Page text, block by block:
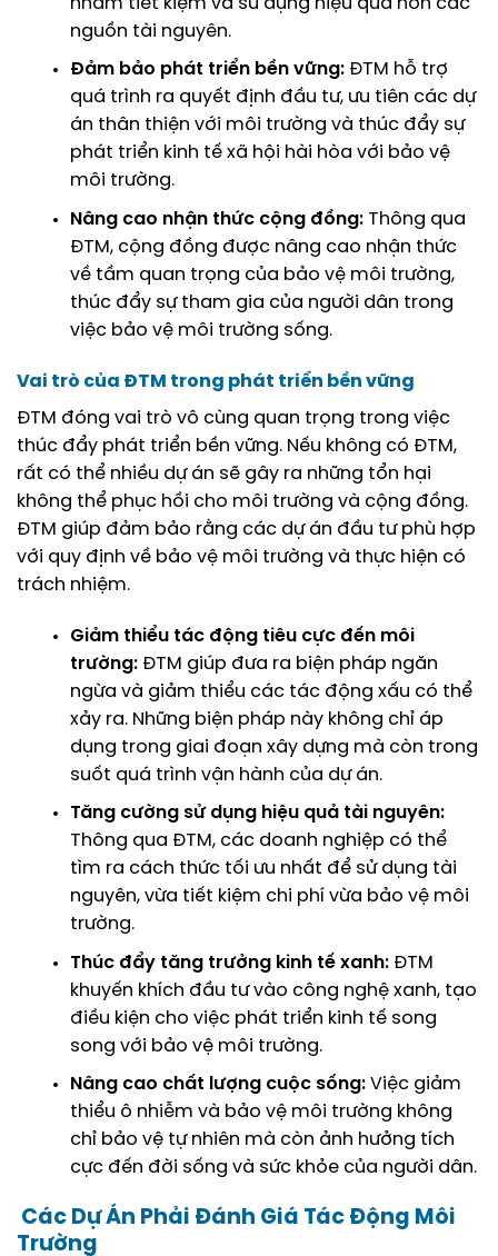
nguồn tài nguyên.
Đảm bảo phát triển bền vững: ĐTM hỗ trợ
quá trình ra quyết định đầu tư, ưu tiên các dự
án thân thiện với môi trường và thúc đẩy sự
phát triển kinh tế xã hội hài hòa với bảo vệ
môi trường.
Nâng cao nhận thức cộng đồng: Thông qua
ĐTM, cộng đồng được nâng cao nhận thức
về tầm quan trọng của bảo vệ môi trường,
thúc đẩy sự tham gia của người dân trong
việc bảo vệ môi trường sống.
Vai trò của ĐTM trong phát triển bền vững
ĐTM đóng vai trò vô cùng quan trọng trong việc
thúc đẩy phát triển bền vững. Nếu không có ĐTM,
rất có thể nhiều dự án sẽ gây ra những tổn hại
không thể phục hồi cho môi trường và cộng đồng.
ĐTM giúp đảm bảo rằng các dự án đầu tư phù hợp
với quy định về bảo vệ môi trường và thực hiện có
trách nhiệm.
Giảm thiểu tác động tiêu cực đến môi
trường: ĐTM giúp đưa ra biện pháp ngăn
ngừa và giảm thiểu các tác động xấu có thể
xảy ra. Những biện pháp này không chỉ áp
dụng trong giai đoạn xây dựng mà còn trong
suốt quá trình vận hành của dự án.
Tăng cường sử dụng hiệu quả tài nguyên:
Thông qua ĐTM, các doanh nghiệp có thể
tìm ra cách thức tối ưu nhất để sử dụng tài
nguyên, vừa tiết kiệm chi phí vừa bảo vệ môi
trường.
Thúc đẩy tăng trưởng kinh tế xanh: ĐTM
khuyến khích đầu tư vào công nghệ xanh, tạo
điều kiện cho việc phát triển kinh tế song
song với bảo vệ môi trường.
Nâng cao chất lượng cuộc sống: Việc giảm
thiểu ô nhiễm và bảo vệ môi trường không
chỉ bảo vệ tự nhiên mà còn ảnh hưởng tích
cực đến đời sống và sức khỏe của người dân.
Các Dự Án Phải Đánh Giá Tác Động Môi
Trường